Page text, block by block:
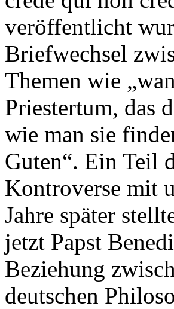
veröffentlicht
Briefwechsel
Themen wie
Priestertum, das
wie man sie
Guten“. Ein Teil
Kontroverse mit
Jahre später
jetzt Papst
Beziehung
deutschen